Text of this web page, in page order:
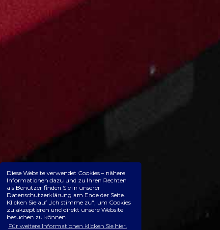
Diese Website verwendet Cookies – nähere
Informationen dazu und zu Ihren Rechten
als Benutzer finden Sie in unserer
Datenschutzerklärung am Ende der Seite.
Klicken Sie auf „Ich stimme zu“, um Cookies
zu akzeptieren und direkt unsere Website
besuchen zu können.
Für weitere Informationen klicken Sie hier.